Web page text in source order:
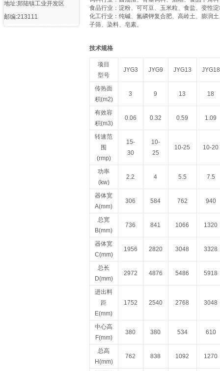
地址:郑陆镇工业开发区
邮编:213111
食品行业：淀粉、可可豆、玉米粒、食盐、变性
化工行业：纯碱、氮磷钾复合肥、高岭土、膨润
子筛、染料、皂素。
技术规格
项目
型号
JYG3 JYG9 JYG13 JYG18
传热面
积(m2)
3 9 13 18
有效容
积(m3)
0.06 0.32 0.59 1.09
转速范
围
(rmp)
15-
30
10-
25
10-25 10-20
功率
(kw)
2.2 4 5.5 7.5
器体宽
A(mm)
306 584 762 940
总宽
B(mm)
736 841 1066 1320
器体宽
C(mm)
1956 2820 3048 3328
总长
D(mm)
2972 4876 5486 5918
进出料
距
E(mm)
1752 2540 2768 3048
中心高
F(mm)
380 380 534 610
总高
H(mm)
762 838 1092 1270